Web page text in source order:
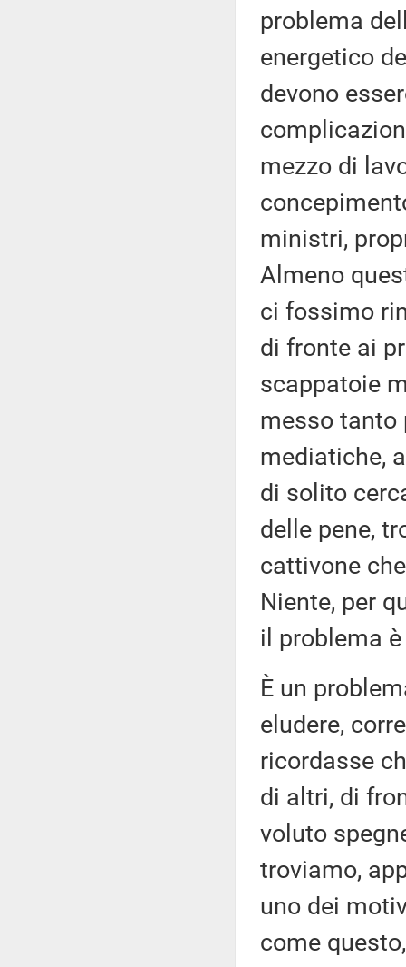
problema
energetico
devono
mezzo di
ministri,
Almeno
ci fossimo
di fronte ai
scappatoie
messo tanto
mediatiche,
di solito
delle pene,
cattivone
Niente, per
il problema
È un
eludere,
ricordasse
di altri, di
voluto
troviamo,
uno dei
come